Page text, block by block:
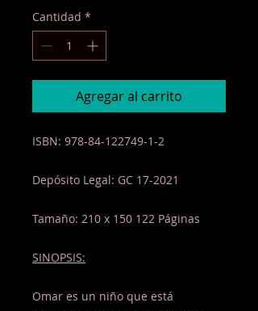
Cantidad *
Agregar al carrito
ISBN: 978-84-122749-1-2
Depósito Legal: GC 17-2021
Tamaño: 210 x 150 122 Páginas
SINOPSIS:
Omar es un niño que está